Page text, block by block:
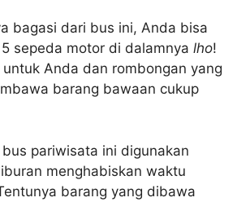
bagasi dari bus ini, Anda bisa
sepeda motor di dalamnya lho!
Anda dan rombongan yang
barang bawaan cukup
pariwisata ini digunakan
menghabiskan waktu
barang yang dibawa